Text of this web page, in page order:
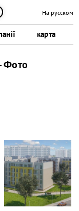
карта
На русском
Фото